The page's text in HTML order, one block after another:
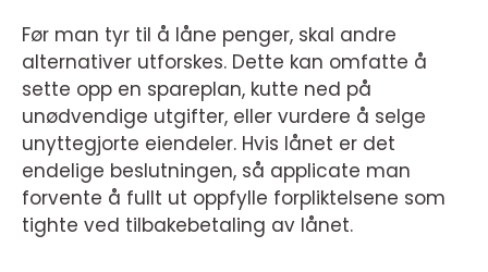
Før man tyr til å låne penger, skal andre
alternativer utforskes. Dette kan omfatte å
sette opp en spareplan, kutte ned på
unødvendige utgifter, eller vurdere å selge
unyttegjorte eiendeler. Hvis lånet er det
endelige beslutningen, så applicate man
forvente å fullt ut oppfylle forpliktelsene som
tighte ved tilbakebetaling av lånet.